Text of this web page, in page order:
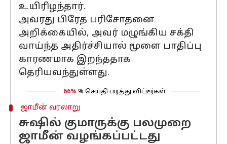
உயிரிழந்தார்.
அவரது பிரேத பரிசோதனை
அறிக்கையில், அவர் மழுங்கிய சக்தி
வாய்ந்த அதிர்ச்சியால் மூளை பாதிப்பு
காரணமாக இறந்ததாக
தெரியவந்துள்ளது.
66% % செய்தி படித்து விட்டீர்கள்
ஜாமீன் வரலாறு
சுஷில் குமாருக்கு பலமுறை
ஜாமீன் வழங்கப்பட்டது